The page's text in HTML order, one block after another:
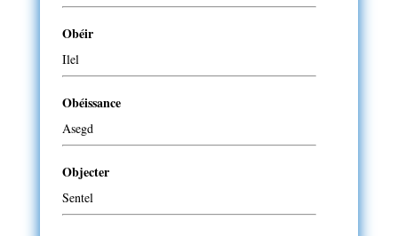
Obéir
Ilel
Obéissance
Asegd
Objecter
Sentel